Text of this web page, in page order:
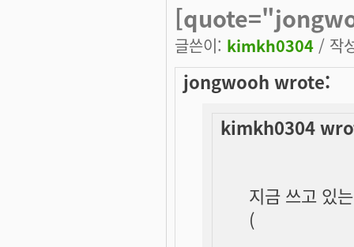
글쓴이: kimkh0304 / 작
jongwooh wrote:
kimkh0304
지금 쓰고 있
(